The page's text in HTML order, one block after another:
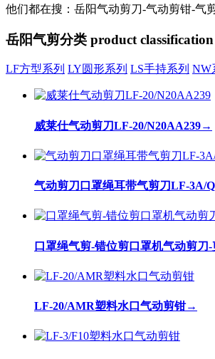
他们都在搜：岳阳气动剪刀-气动剪钳-气
岳阳气剪分类 product classification
LF方型系列 LY圆形系列 LS手持系列 NW
威莱仕气动剪刀LF-20/N20AA239→
气动剪刀口罩绳耳带气剪刀LF-3A/
口罩绳气剪-错位剪口罩机气动剪刀-
LF-20/AMR塑料水口气动剪钳→